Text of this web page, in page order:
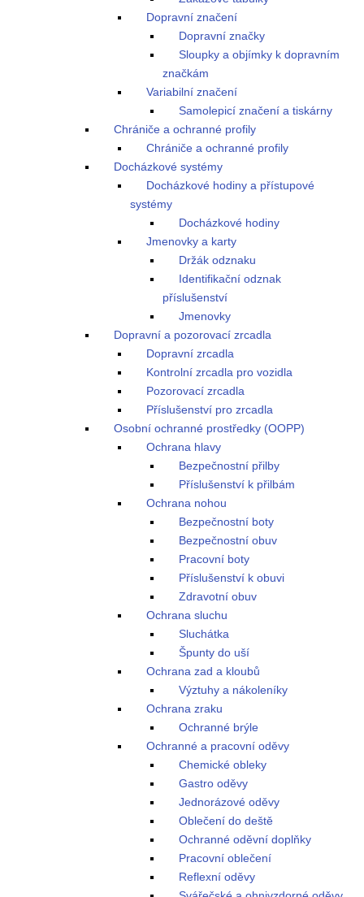
Dopravní značení
Dopravní značky
Sloupky a objímky k dopravním
značkám
Variabilní značení
Samolepicí značení a tiskárny
Chrániče a ochranné profily
Chrániče a ochranné profily
Docházkové systémy
Docházkové hodiny a přístupové
systémy
Docházkové hodiny
Jmenovky a karty
Držák odznaku
Identifikační odznak
příslušenství
Jmenovky
Dopravní a pozorovací zrcadla
Dopravní zrcadla
Kontrolní zrcadla pro vozidla
Pozorovací zrcadla
Příslušenství pro zrcadla
Osobní ochranné prostředky (OOPP)
Ochrana hlavy
Bezpečnostní přilby
Příslušenství k přilbám
Ochrana nohou
Bezpečnostní boty
Bezpečnostní obuv
Pracovní boty
Příslušenství k obuvi
Zdravotní obuv
Ochrana sluchu
Sluchátka
Špunty do uší
Ochrana zad a kloubů
Výztuhy a nákoleníky
Ochrana zraku
Ochranné brýle
Ochranné a pracovní oděvy
Chemické obleky
Gastro oděvy
Jednorázové oděvy
Oblečení do deště
Ochranné oděvní doplňky
Pracovní oblečení
Reflexní oděvy